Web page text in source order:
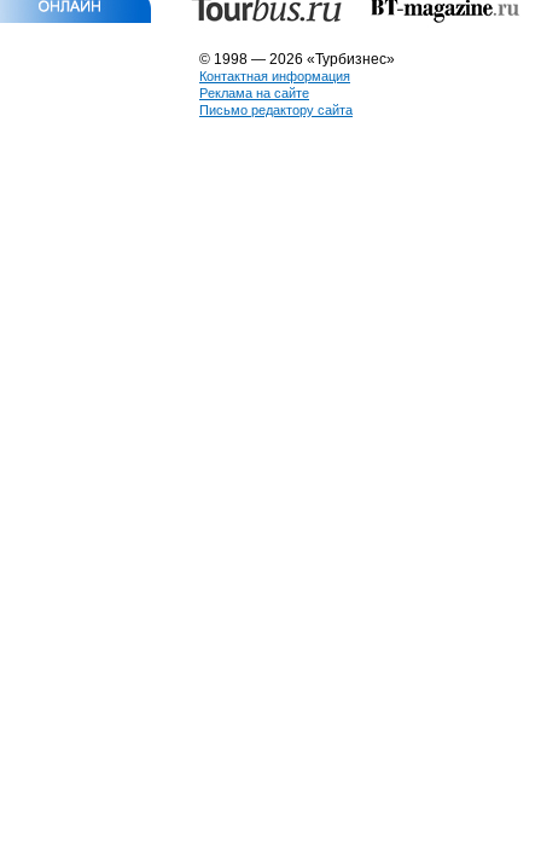
© 1998 — 2026 «Турбизнес»
Контактная информация
Реклама на сайте
Письмо редактору сайта